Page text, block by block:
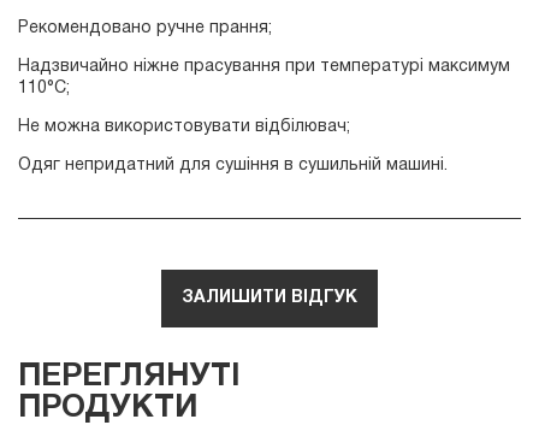
Рекомендовано ручне прання;
Надзвичайно ніжне прасування при температурі максимум
110°С;
Не можна використовувати відбілювач;
Одяг непридатний для сушіння в сушильній машині.
ЗАЛИШИТИ ВІДГУК
ПЕРЕГЛЯНУТІ
ПРОДУКТИ